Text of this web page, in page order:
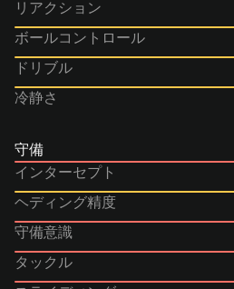
リアクション
ボールコントロール
ドリブル
冷静さ
守備
インターセプト
ヘディング精度
守備意識
タックル